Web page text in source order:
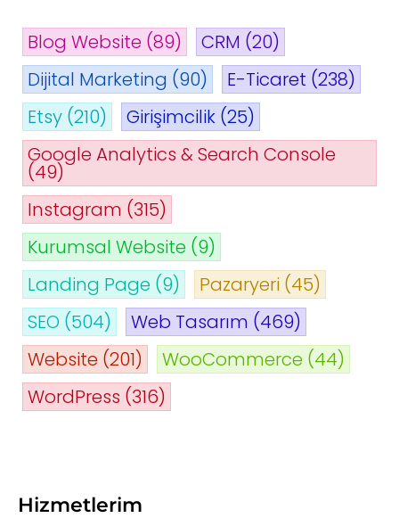
Blog Website (89) CRM (20)
Dijital Marketing (90) E-Ticaret (238)
Etsy (210) Girişimcilik (25)
Google Analytics & Search Console
(49)
Instagram (315)
Kurumsal Website (9)
Landing Page (9) Pazaryeri (45)
SEO (504) Web Tasarım (469)
Website (201) WooCommerce (44)
WordPress (316)
Hizmetlerim